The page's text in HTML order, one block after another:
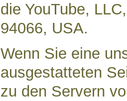
die YouTube,
94066, USA.
Wenn Sie eine
ausgestatteten
zu den Servern